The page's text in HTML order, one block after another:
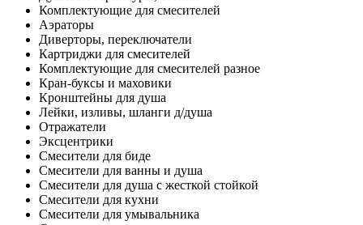
Комплектующие для смесителей
Аэраторы
Диверторы, переключатели
Картриджи для смесителей
Комплектующие для смесителей разное
Кран-буксы и маховики
Кронштейны для душа
Лейки, изливы, шланги д/душа
Отражатели
Эксцентрики
Смесители для биде
Смесители для ванны и душа
Смесители для душа с жесткой стойкой
Смесители для кухни
Смесители для умывальника